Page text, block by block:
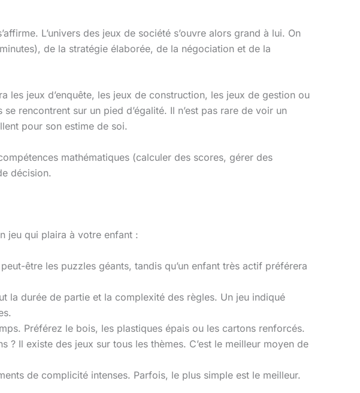
L’univers des jeux de société s’ouvre alors grand à lui. On
de la stratégie élaborée, de la négociation et de la
les jeux d’enquête, les jeux de construction, les jeux de gestion ou
rencontrent sur un pied d’égalité. Il n’est pas rare de voir un
pour son estime de soi.
mathématiques (calculer des scores, gérer des
décision.
jeu qui plaira à votre enfant :
être les puzzles géants, tandis qu’un enfant très actif préférera
la durée de partie et la complexité des règles. Un jeu indiqué
Préférez le bois, les plastiques épais ou les cartons renforcés.
Il existe des jeux sur tous les thèmes. C’est le meilleur moyen de
de complicité intenses. Parfois, le plus simple est le meilleur.